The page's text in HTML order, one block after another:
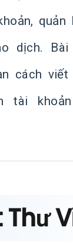
quản
dịch.
cách
tài